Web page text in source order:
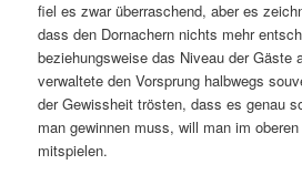
fiel es zwar überraschend, aber es
dass den Dornachern nichts mehr
beziehungsweise das Niveau der Gäste
verwaltete den Vorsprung halbwegs
der Gewissheit trösten, dass es genau
man gewinnen muss, will man im
mitspielen.